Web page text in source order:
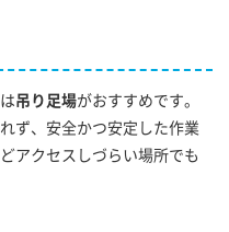
吊り足場がおすすめです。
ず、安全かつ安定した作業
アクセスしづらい場所でも